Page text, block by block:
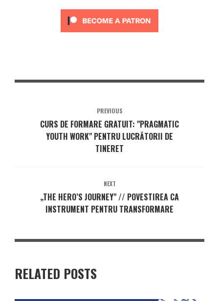
PREVIOUS
CURS DE FORMARE GRATUIT: "PRAGMATIC
YOUTH WORK" PENTRU LUCRĂTORII DE
TINERET
NEXT
„THE HERO’S JOURNEY" // POVESTIREA CA
INSTRUMENT PENTRU TRANSFORMARE
RELATED POSTS